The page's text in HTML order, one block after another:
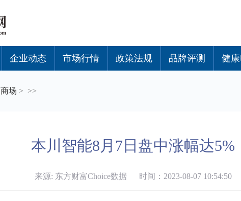
企业动态 市场行情 政策法规 品牌评测 健
商场 > >>
本川智能8月7日盘中涨幅达5%
来源: 东方财富Choice数据 时间：2023-08-07 10:54:50